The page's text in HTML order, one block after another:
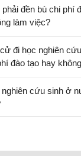
đền bù chi phí
làm việc?
đi học nghiên
đào tạo hay
cứu sinh ở